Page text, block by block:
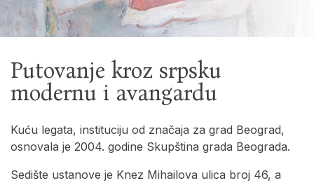
Putovanje kroz srpsku
modernu i avangardu
Kuću legata, instituciju od značaja za grad Beograd,
osnovala je 2004. godine Skupština grada Beograda.
Sedište ustanove je Knez Mihailova ulica broj 46, a